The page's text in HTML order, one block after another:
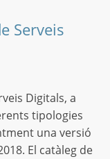
Serveis
Digitals, a
tipologies
una versió
El catàleg de